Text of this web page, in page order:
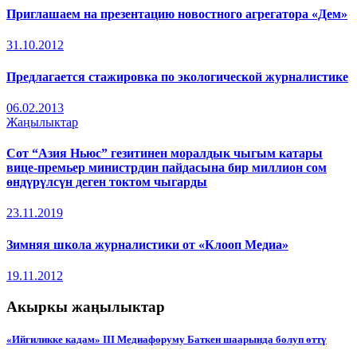
Приглашаем на презентацию новостного агрегатора «Дем»
31.10.2012
Предлагается стажировка по экологической журналистике
06.02.2013
Жаңылыктар
Сот “Азия Ньюс” гезитинен моралдык чыгым катары
вице-премьер министрдин пайдасына бир миллион сом
өндүрүлсүн деген токтом чыгарды
23.11.2019
Зимняя школа журналистики от «Клооп Медиа»
19.11.2012
Акыркы жаңылыктар
«Ийгиликке кадам» III Медиафоруму Баткен шаарында болуп өттү